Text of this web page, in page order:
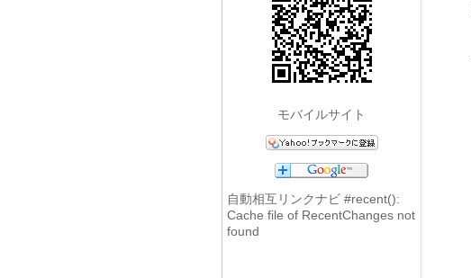
モバイルサイト
自動相互リンクナビ #recent():
Cache file of RecentChanges not
found